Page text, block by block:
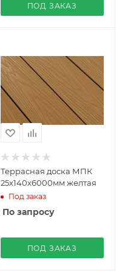
ПОД ЗАКАЗ
Террасная доска МПК
25х140х6000мм желтая
Под заказ
По запросу
ПОД ЗАКАЗ